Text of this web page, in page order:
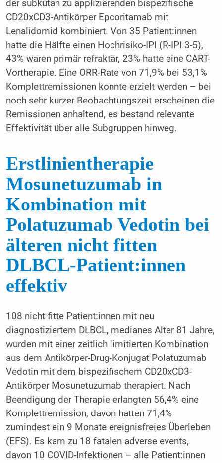
der subkutan zu applizierenden bispezifische
CD20xCD3-Antikörper Epcoritamab mit
Lenalidomid kombiniert. Von 35 Patient:innen
hatte die Hälfte einen Hochrisiko-IPI (R-IPI 3-5),
43% waren primär refraktär, 23% hatte eine CART-
Vortherapie. Eine ORR-Rate von 71,9% bei 53,1%
Komplettremissionen konnte erzielt werden – bei
noch sehr kurzer Beobachtungszeit erscheinen die
Remissionen anhaltend, es bestand relevante
Effektivität über alle Subgruppen hinweg.
Erstlinientherapie
Mosunetuzumab in
Kombination mit
Polatuzumab Vedotin bei
älteren nicht fitten
DLBCL-Patient:innen
effektiv
108 nicht fitte Patient:innen mit neu
diagnostiziertem DLBCL, medianes Alter 81 Jahre,
wurden mit einer zeitlich limitierten Kombination
aus dem Antikörper-Drug-Konjugat Polatuzumab
Vedotin mit dem bispezifischem CD20xCD3-
Antikörper Mosunetuzumab therapiert. Nach
Beendigung der Therapie erlangten 56,4% eine
Komplettremission, davon hatten 71,4%
zumindest ein 9 Monate ereignisfreies Überleben
(EFS). Es kam zu 18 fatalen adverse events,
davon 10 COVID-Infektionen – alle Patient:innen